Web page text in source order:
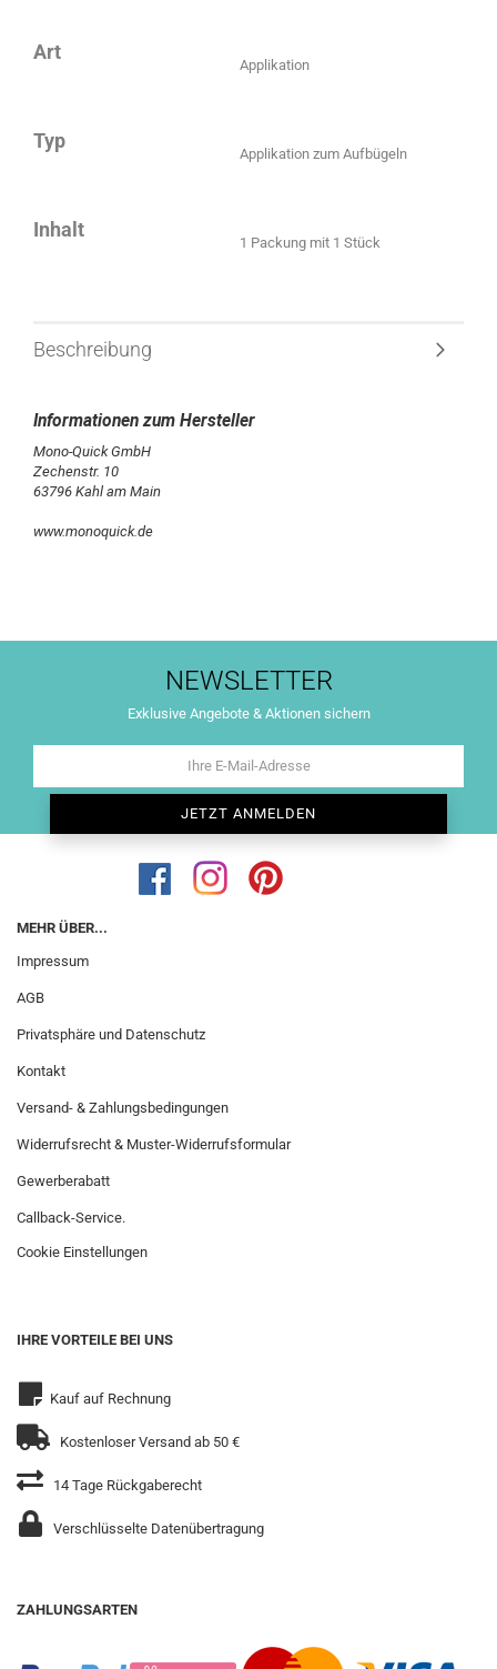
Art
Applikation
Typ
Applikation zum Aufbügeln
Inhalt
1 Packung mit 1 Stück
Beschreibung
Mono-Quick GmbH
Zechenstr. 10
63796 Kahl am Main
www.monoquick.de
NEWSLETTER
Exklusive Angebote & Aktionen sichern
MEHR ÜBER...
Impressum
AGB
Privatsphäre und Datenschutz
Kontakt
Versand- & Zahlungsbedingungen
Widerrufsrecht & Muster-Widerrufsformular
Gewerberabatt
Callback-Service.
Cookie Einstellungen
IHRE VORTEILE BEI UNS
Kauf auf Rechnung
Kostenloser Versand ab 50 €
14 Tage Rückgaberecht
Verschlüsselte Datenübertragung
ZAHLUNGSARTEN